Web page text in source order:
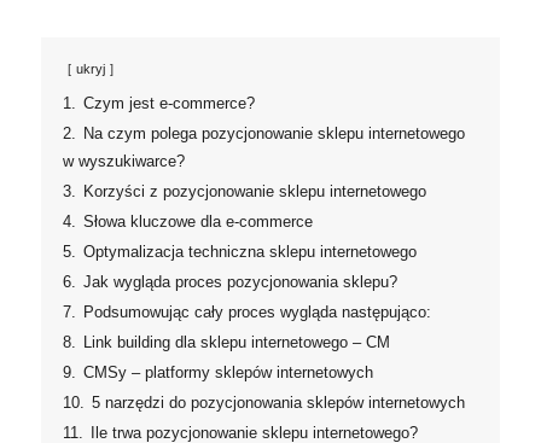
ukryj
1. Czym jest e-commerce?
2.
Na czym polega pozycjonowanie sklepu internetowego
w wyszukiwarce?
3.
Korzyści z pozycjonowanie sklepu internetowego
4. Słowa kluczowe dla e-commerce
5. Optymalizacja techniczna sklepu internetowego
6. Jak wygląda proces pozycjonowania sklepu?
7.
Podsumowując cały proces wygląda następująco:
8.
Link building dla sklepu internetowego – CM
9. CMSy – platformy sklepów internetowych
10. 5 narzędzi do pozycjonowania sklepów internetowych
11.
Ile trwa pozycjonowanie sklepu internetowego?